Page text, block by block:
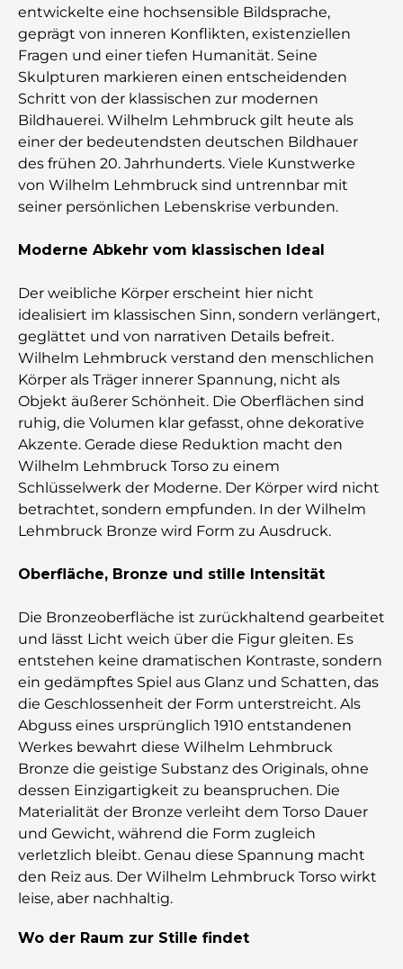
entwickelte eine hochsensible Bildsprache,
geprägt von inneren Konflikten, existenziellen
Fragen und einer tiefen Humanität. Seine
Skulpturen markieren einen entscheidenden
Schritt von der klassischen zur modernen
Bildhauerei. Wilhelm Lehmbruck gilt heute als
einer der bedeutendsten deutschen Bildhauer
des frühen 20. Jahrhunderts. Viele Kunstwerke
von Wilhelm Lehmbruck sind untrennbar mit
seiner persönlichen Lebenskrise verbunden.
Moderne Abkehr vom klassischen Ideal
Der weibliche Körper erscheint hier nicht
idealisiert im klassischen Sinn, sondern verlängert,
geglättet und von narrativen Details befreit.
Wilhelm Lehmbruck verstand den menschlichen
Körper als Träger innerer Spannung, nicht als
Objekt äußerer Schönheit. Die Oberflächen sind
ruhig, die Volumen klar gefasst, ohne dekorative
Akzente. Gerade diese Reduktion macht den
Wilhelm Lehmbruck Torso zu einem
Schlüsselwerk der Moderne. Der Körper wird nicht
betrachtet, sondern empfunden. In der Wilhelm
Lehmbruck Bronze wird Form zu Ausdruck.
Oberfläche, Bronze und stille Intensität
Die Bronzeoberfläche ist zurückhaltend gearbeitet
und lässt Licht weich über die Figur gleiten. Es
entstehen keine dramatischen Kontraste, sondern
ein gedämpftes Spiel aus Glanz und Schatten, das
die Geschlossenheit der Form unterstreicht. Als
Abguss eines ursprünglich 1910 entstandenen
Werkes bewahrt diese Wilhelm Lehmbruck
Bronze die geistige Substanz des Originals, ohne
dessen Einzigartigkeit zu beanspruchen. Die
Materialität der Bronze verleiht dem Torso Dauer
und Gewicht, während die Form zugleich
verletzlich bleibt. Genau diese Spannung macht
den Reiz aus. Der Wilhelm Lehmbruck Torso wirkt
leise, aber nachhaltig.
Wo der Raum zur Stille findet